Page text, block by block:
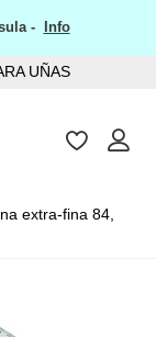
- Info
UÑAS
extra-fina 84,